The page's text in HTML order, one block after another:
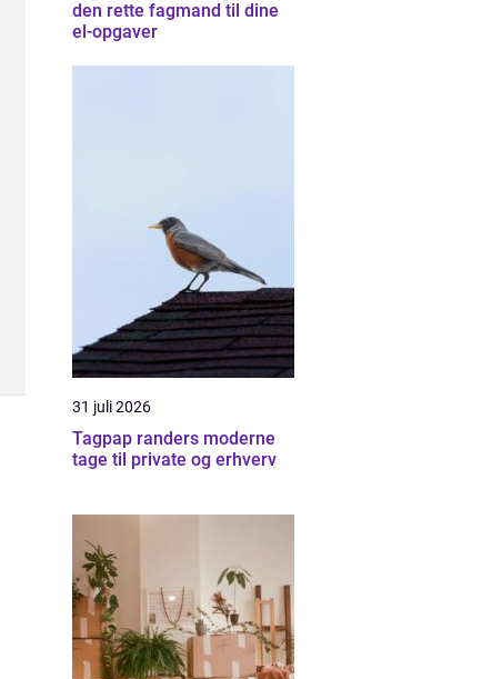
den rette fagmand til dine
el-opgaver
31 juli 2026
Tagpap randers moderne
tage til private og erhverv